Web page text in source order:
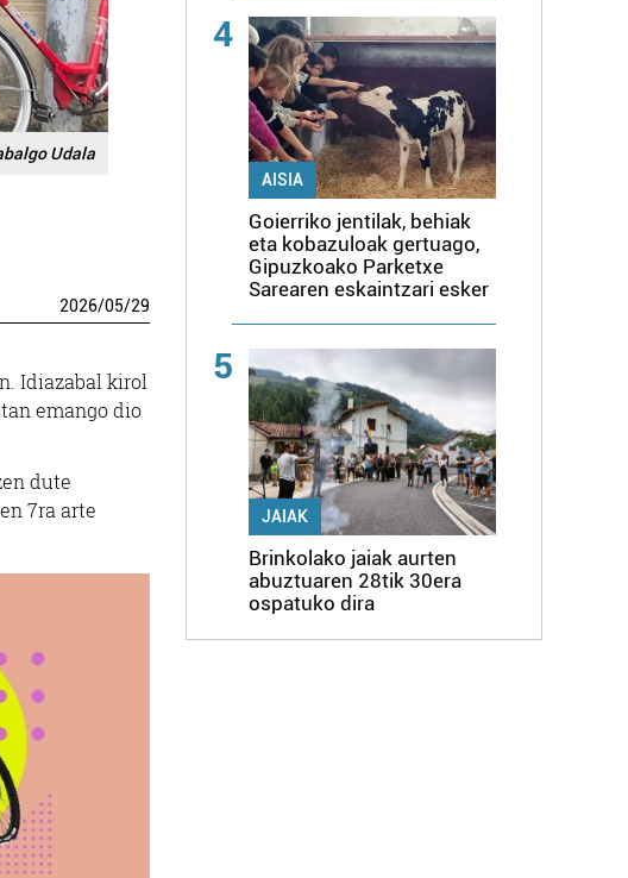
Udala
2026/05/29
Idiazabal kirol
emango dio
dute
7ra arte
4
AISIA
Goierriko jentilak, behiak
eta kobazuloak gertuago,
Gipuzkoako Parketxe
Sarearen eskaintzari esker
5
JAIAK
Brinkolako jaiak aurten
abuztuaren 28tik 30era
ospatuko dira